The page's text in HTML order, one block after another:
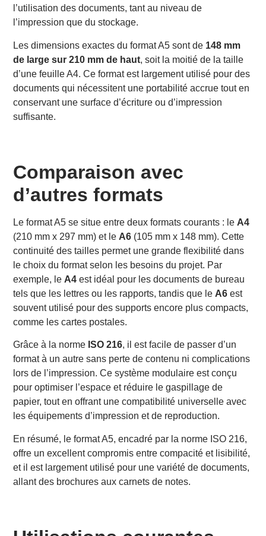
l’utilisation des documents, tant au niveau de
l’impression que du stockage.
Les dimensions exactes du format A5 sont de 148 mm
de large sur 210 mm de haut, soit la moitié de la taille
d’une feuille A4. Ce format est largement utilisé pour des
documents qui nécessitent une portabilité accrue tout en
conservant une surface d’écriture ou d’impression
suffisante.
Comparaison avec
d’autres formats
Le format A5 se situe entre deux formats courants : le A4
(210 mm x 297 mm) et le A6 (105 mm x 148 mm). Cette
continuité des tailles permet une grande flexibilité dans
le choix du format selon les besoins du projet. Par
exemple, le A4 est idéal pour les documents de bureau
tels que les lettres ou les rapports, tandis que le A6 est
souvent utilisé pour des supports encore plus compacts,
comme les cartes postales.
Grâce à la norme ISO 216, il est facile de passer d’un
format à un autre sans perte de contenu ni complications
lors de l’impression. Ce système modulaire est conçu
pour optimiser l’espace et réduire le gaspillage de
papier, tout en offrant une compatibilité universelle avec
les équipements d’impression et de reproduction.
En résumé, le format A5, encadré par la norme ISO 216,
offre un excellent compromis entre compacité et lisibilité,
et il est largement utilisé pour une variété de documents,
allant des brochures aux carnets de notes.